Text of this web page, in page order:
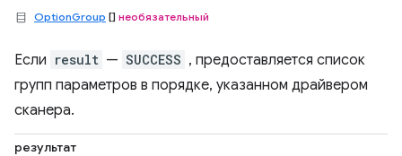
OptionGroup [] необязательный
Если result — SUCCESS , предоставляется список
групп параметров в порядке, указанном драйвером
сканера.
результат